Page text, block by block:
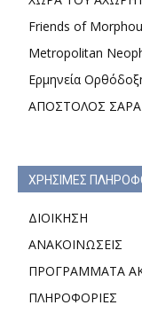
Friends of Morphou
Metropolitan
Ερμηνεία
ΑΠΟΣΤΟΛΟΣ
ΧΡΗΣΙΜΕΣ
ΔΙΟΙΚΗΣΗ
ΑΝΑΚΟΙΝΩΣΕΙΣ
ΠΡΟΓΡΑΜΜΑΤΑ
ΠΛΗΡΟΦΟΡΙΕΣ